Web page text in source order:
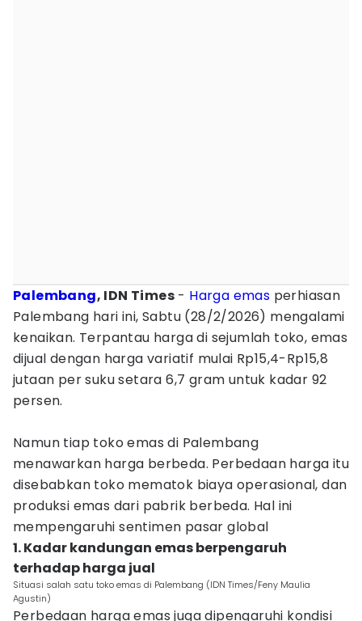
Palembang, IDN Times - Harga emas perhiasan
Palembang hari ini, Sabtu (28/2/2026) mengalami
kenaikan. Terpantau harga di sejumlah toko, emas
dijual dengan harga variatif mulai Rp15,4-Rp15,8
jutaan per suku setara 6,7 gram untuk kadar 92
persen.
Namun tiap toko emas di Palembang
menawarkan harga berbeda. Perbedaan harga itu
disebabkan toko mematok biaya operasional, dan
produksi emas dari pabrik berbeda. Hal ini
mempengaruhi sentimen pasar global
1. Kadar kandungan emas berpengaruh
terhadap harga jual
Situasi salah satu toko emas di Palembang (IDN Times/Feny Maulia
Agustin)
Perbedaan harga emas juga dipengaruhi kondisi